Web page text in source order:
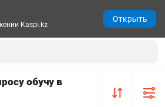
обучу в
Kaspi.kz
Открыть